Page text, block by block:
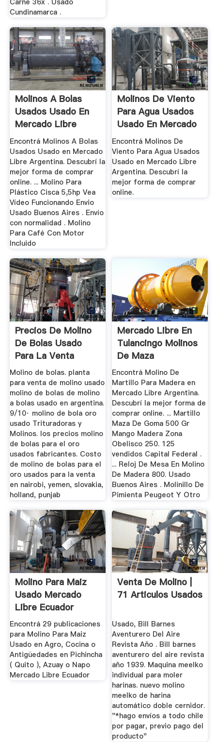
Cundinamarca .
Molinos A Bolas
Usados Usado En
Mercado Libre
Argentina
Encontrá Molinos A Bolas
Usados Usado en Mercado
Libre Argentina. Descubrí la
mejor forma de comprar
online. ... Molino Para
Plástico Cisca 5,5hp Vea
Vídeo Funcionando Envio
Usado Buenos Aires . Envío
con normalidad . Molino
Para Café Con Motor
Incluido
Molinos De Viento
Para Agua Usados
Usado En Mercado
Libre ...
Encontrá Molinos De
Viento Para Agua Usados
Usado en Mercado Libre
Argentina. Descubrí la
mejor forma de comprar
online.
Precios De Molino
De Bolas Usado
Para La Venta
Molino de bolas. planta
para venta de molino usado
molino de bolas de molino
a bolas usado en argentina.
9/10· molino de bola oro
usado Trituradoras y
Molinos. los precios molino
de bolas para el oro
usados fabricantes. Costo
de molino de bolas para el
oro usados para la venta
en nairobi, yemen, slovakia,
holland, punjab
Mercado Libre En
Tulancingo Molinos
De Maza
Encontrá Molino De
Martillo Para Madera en
Mercado Libre Argentina.
Descubrí la mejor forma de
comprar online. ... Martillo
Maza De Goma 500 Gr
Mango Madera Zona
Obelisco 250. 125
vendidos Capital Federal .
... Reloj De Mesa En Molino
De Madera 800. Usado
Buenos Aires . Molinillo De
Pimienta Peugeot Y Otro
Molino Para Maiz
Usado Mercado
Libre Ecuador
Encontrá 29 publicaciones
para Molino Para Maiz
Usado en Agro, Cocina o
Antigüedades en Pichincha
( Quito ), Azuay o Napo
Mercado Libre Ecuador
Venta De Molino |
71 Articulos Usados
Usado, Bill Barnes
Aventurero Del Aire
Revista Año . Bill barnes
aventurero del aire revista
año 1939. Maquina meelko
individual para moler
harinas. nuevo molino
meelko de harina
automático doble cernidor.
"*hago envíos a todo chile
por pagar, previo pago del
producto"